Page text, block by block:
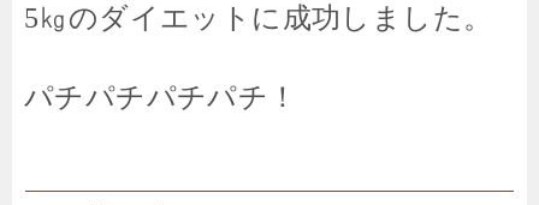
5㎏のダイエットに成功しました。
パチパチパチパチ！